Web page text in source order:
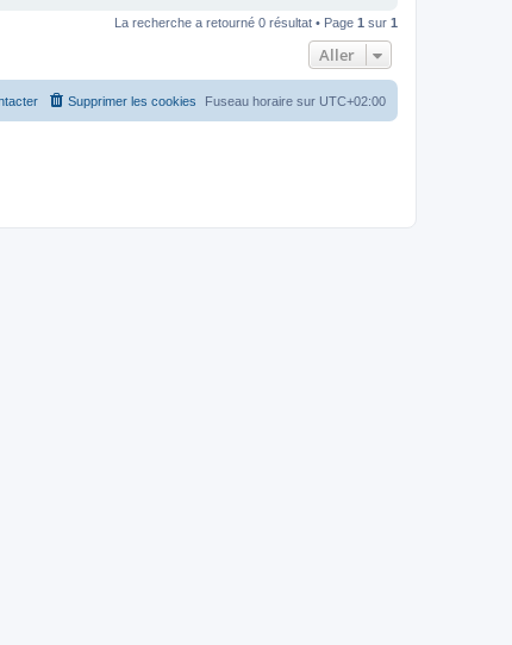
La recherche a retourné 0 résultat • Page 1 sur 1
Aller
Fuseau horaire sur UTC+02:00
Supprimer les cookies